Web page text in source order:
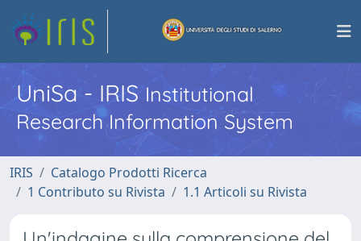
UniSa - IRISInstitutional
Research Information System
IRIS
Catalogo Prodotti Ricerca
1 Contributo su Rivista
1.1 Articoli su Rivista